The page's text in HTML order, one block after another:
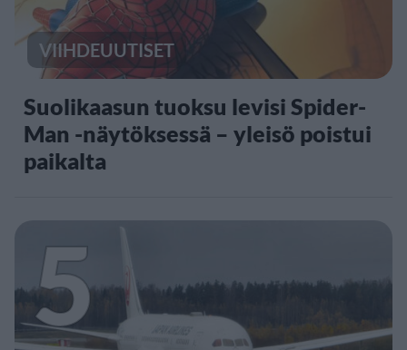
VIIHDEUUTISET
Suolikaasun tuoksu levisi Spider-
Man -näytöksessä – yleisö poistui
paikalta
5